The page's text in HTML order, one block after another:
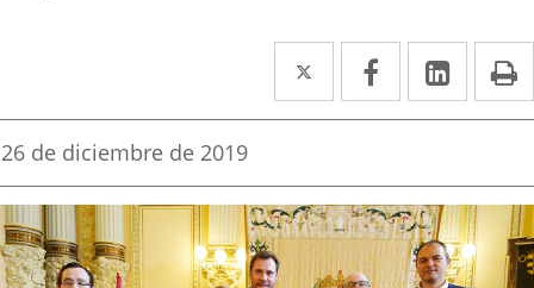
Twitter
Enlace
a
aplicación
externa.
Facebook
Enlace
a
aplicación
externa.
Enlace
a
Fecha
la
noticia
26 de diciembre de 2019